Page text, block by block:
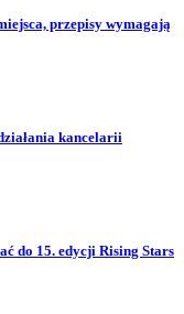
przepisy wymagają
kancelarii
do 15. edycji Rising Stars